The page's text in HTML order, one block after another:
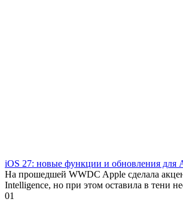
iOS 27: новые функции и обновления для
На прошедшей WWDC Apple сделала
Intelligence, но при этом оставила в тени
01